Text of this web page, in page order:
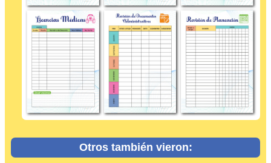
Otros también vieron: